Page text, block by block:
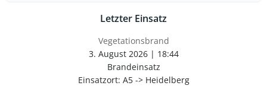
Letzter Einsatz
Vegetationsbrand
3. August 2026| 18:44
Brandeinsatz
Einsatzort: A5 -> Heidelberg